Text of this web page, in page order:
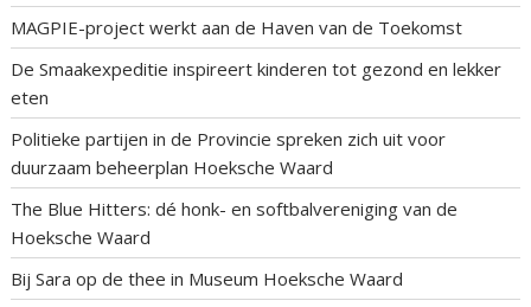
MAGPIE-project werkt aan de Haven van de Toekomst
De Smaakexpeditie inspireert kinderen tot gezond en lekker
eten
Politieke partijen in de Provincie spreken zich uit voor
duurzaam beheerplan Hoeksche Waard
The Blue Hitters: dé honk- en softbalvereniging van de
Hoeksche Waard
Bij Sara op de thee in Museum Hoeksche Waard